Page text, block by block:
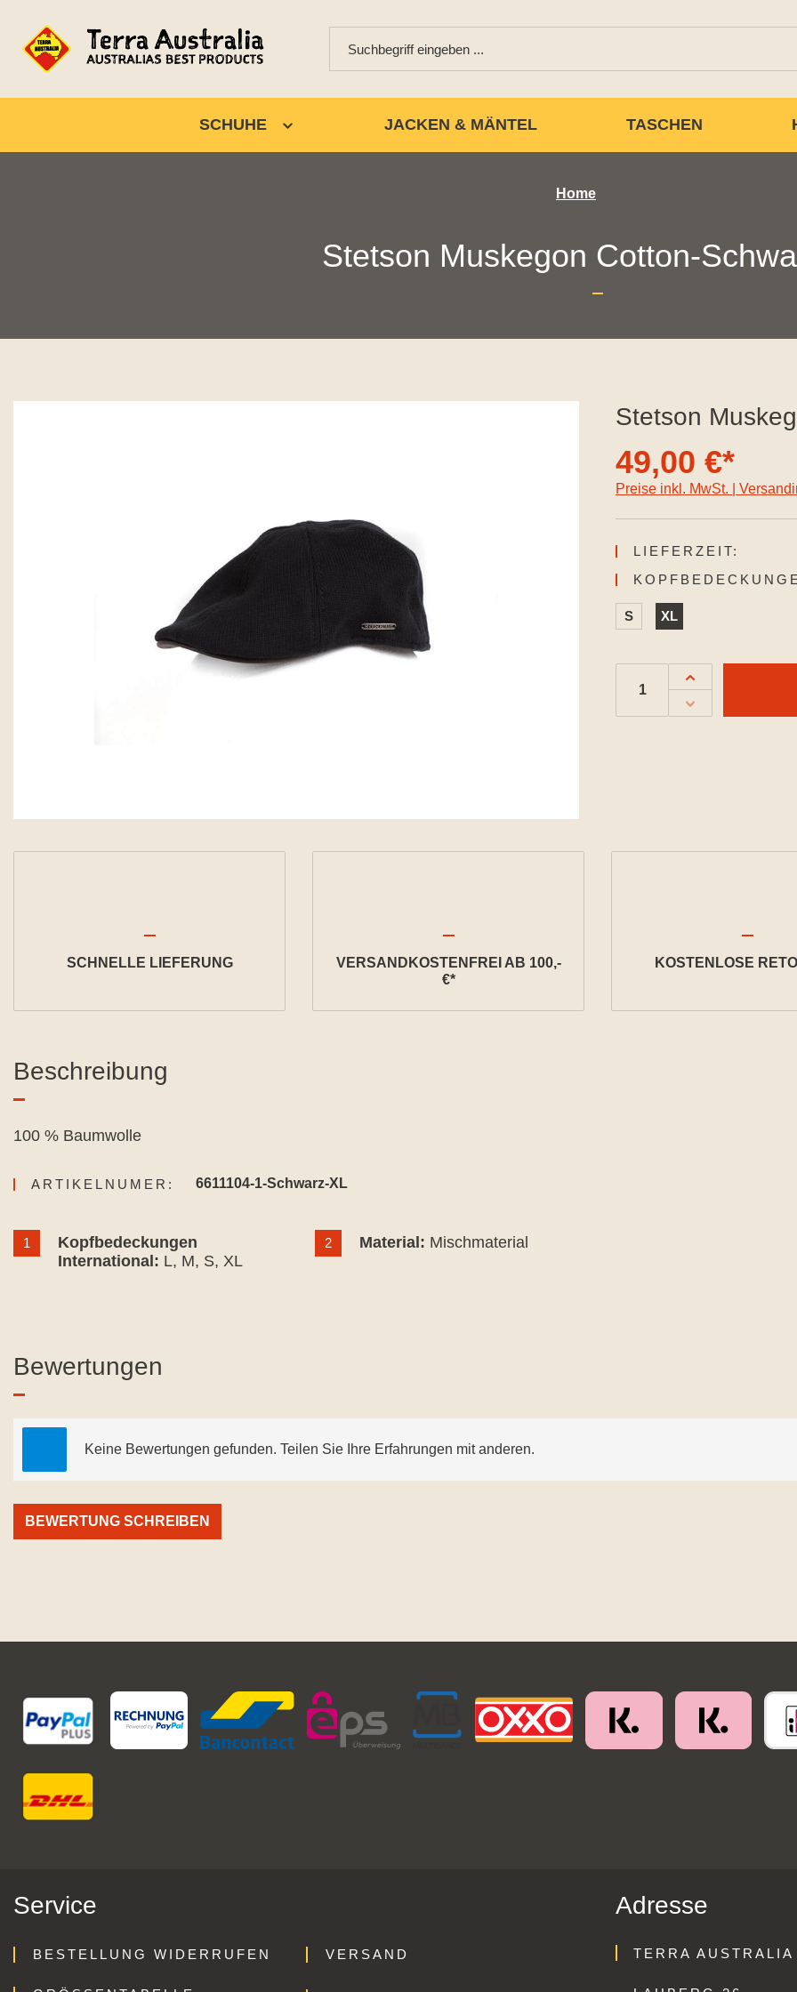
SCHUHE JACKEN & MÄNTEL TASCHEN
Home
Stetson Muskegon Cotton-
Stetson
49,00 €*
Preise inkl. MwSt. |
LIEFERZEIT:
S XL
SCHNELLE LIEFERUNG
VERSANDKOSTENFREI AB 100,-
€*
KOSTENLOSE
Beschreibung
100 % Baumwolle
ARTIKELNUMER: 6611104-1-Schwarz-XL
1
Kopfbedeckungen
International: L, M, S, XL
2 Material: Mischmaterial
Bewertungen
Keine Bewertungen gefunden. Teilen Sie Ihre Erfahrungen mit anderen.
BEWERTUNG SCHREIBEN
Service
BESTELLUNG WIDERRUFEN VERSAND
Adresse
TERRA AUSTRALIA